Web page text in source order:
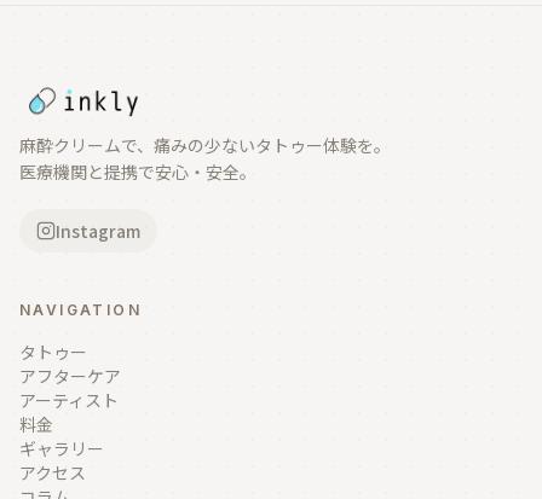
麻酔クリームで、痛みの少ないタトゥー体験を。
医療機関と提携で安心・安全。
Instagram
NAVIGATION
タトゥー
アフターケア
アーティスト
料金
ギャラリー
アクセス